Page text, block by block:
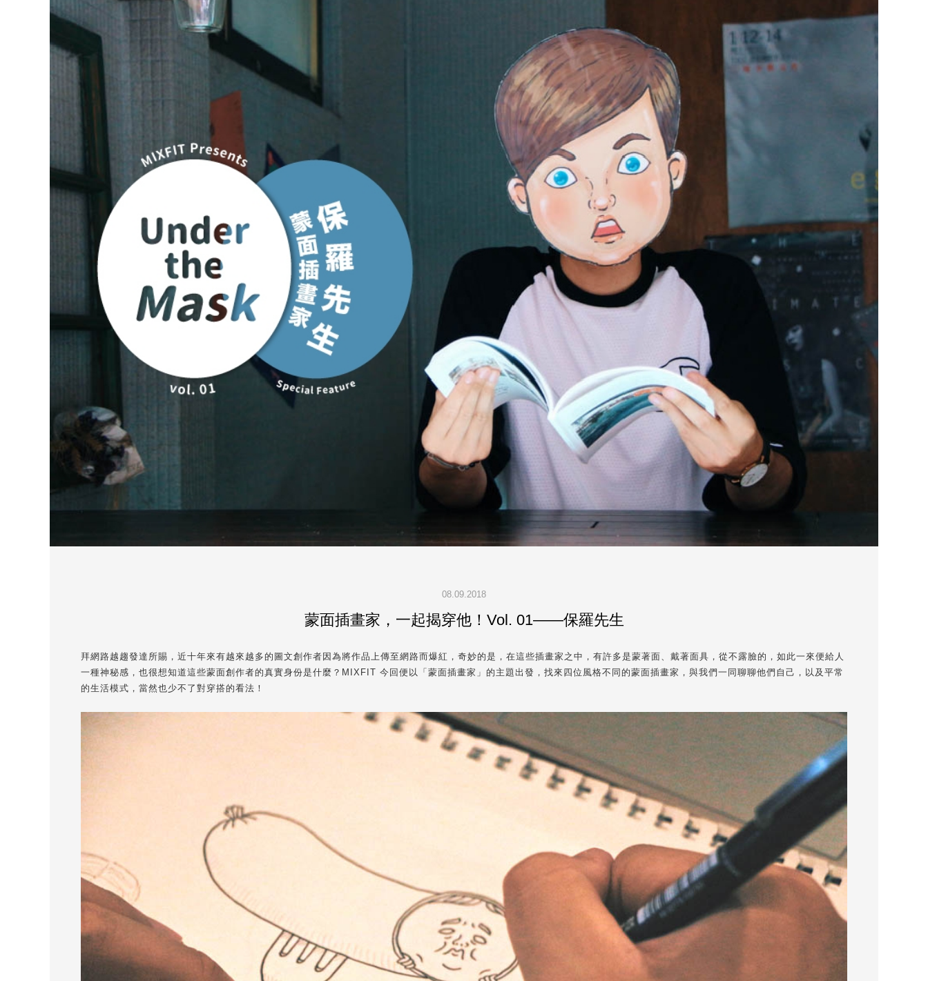
08.09.2018
蒙面插畫家，一起揭穿他！Vol. 01——保羅先生
拜網路越趨發達所賜，近十年來有越來越多的圖文創作者因為將作品上傳至網路而爆紅，奇妙的是，在這些插畫家之中，有許多是蒙著面、戴著面具，從不露臉的，如此一來便給人
一種神秘感，也很想知道這些蒙面創作者的真實身份是什麼？MIXFIT 今回便以「蒙面插畫家」的主題出發，找來四位風格不同的蒙面插畫家，與我們一同聊聊他們自己，以及平常
的生活模式，當然也少不了對穿搭的看法！